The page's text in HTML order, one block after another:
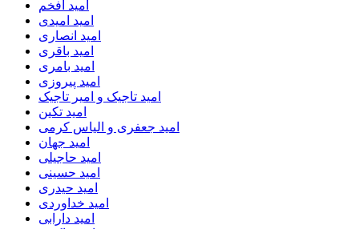
امید افخم
امید امیدی
امید انصاری
امید باقری
امید بامری
امید پیروزی
امید تاجیک و امیر تاجیک
امید تکین
امید جعفری و الیاس کرمی
امید جهان
امید حاجیلی
امید حسینی
امید حیدری
امید خداوردی
امید دارابی